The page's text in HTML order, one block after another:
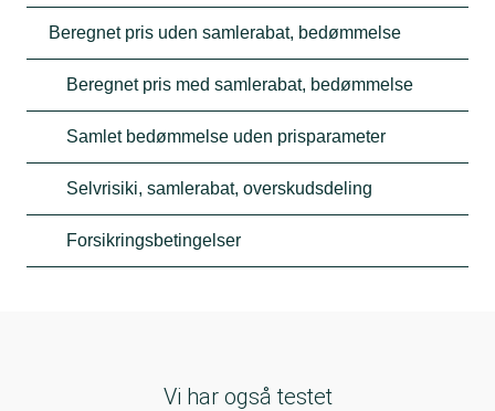
Beregnet pris uden samlerabat, bedømmelse
Beregnet pris med samlerabat, bedømmelse
Samlet bedømmelse uden prisparameter
Selvrisiki, samlerabat, overskudsdeling
Forsikringsbetingelser
Vi har også testet